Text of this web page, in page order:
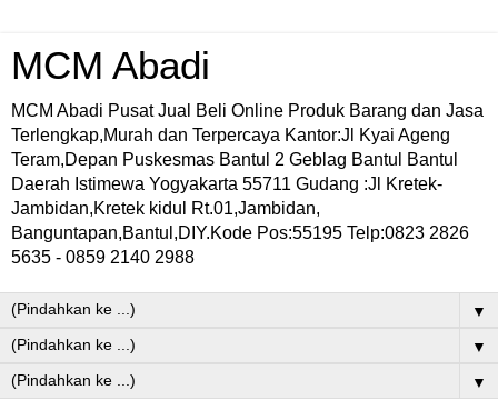
MCM Abadi
MCM Abadi Pusat Jual Beli Online Produk Barang dan Jasa
Terlengkap,Murah dan Terpercaya Kantor:Jl Kyai Ageng
Teram,Depan Puskesmas Bantul 2 Geblag Bantul Bantul
Daerah Istimewa Yogyakarta 55711 Gudang :Jl Kretek-
Jambidan,Kretek kidul Rt.01,Jambidan,
Banguntapan,Bantul,DIY.Kode Pos:55195 Telp:0823 2826
5635 - 0859 2140 2988
▼
▼
▼